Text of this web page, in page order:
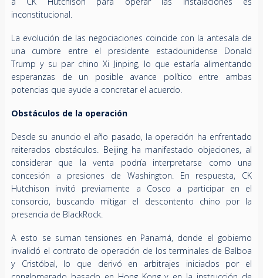
inconstitucional.
La evolución de las negociaciones coincide con la antesala de
una cumbre entre el presidente estadounidense Donald
Trump y su par chino Xi Jinping, lo que estaría alimentando
esperanzas de un posible avance político entre ambas
potencias que ayude a concretar el acuerdo.
Obstáculos de la operación
Desde su anuncio el año pasado, la operación ha enfrentado
reiterados obstáculos. Beijing ha manifestado objeciones, al
considerar que la venta podría interpretarse como una
concesión a presiones de Washington. En respuesta, CK
Hutchison invitó previamente a Cosco a participar en el
consorcio, buscando mitigar el descontento chino por la
presencia de BlackRock.
A esto se suman tensiones en Panamá, donde el gobierno
invalidó el contrato de operación de los terminales de Balboa
y Cristóbal, lo que derivó en arbitrajes iniciados por el